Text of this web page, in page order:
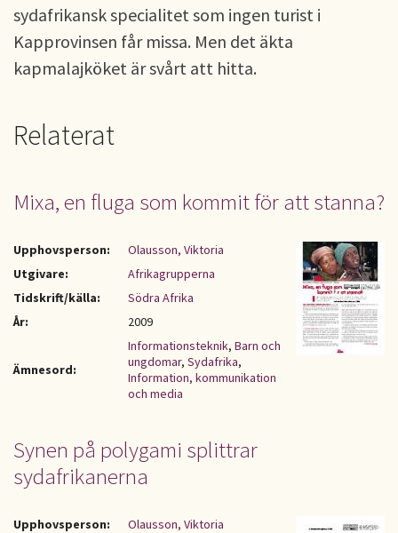
sydafrikansk specialitet som ingen turist i
Kapprovinsen får missa. Men det äkta
kapmalajköket är svårt att hitta.
Relaterat
Mixa, en fluga som kommit för att stanna?
Upphovsperson:
Olausson, Viktoria
Utgivare:
Afrikagrupperna
Tidskrift/källa:
Södra Afrika
År:
2009
Ämnesord:
Informationsteknik, Barn och
ungdomar, Sydafrika,
Information, kommunikation
och media
Synen på polygami splittrar
sydafrikanerna
Upphovsperson:
Olausson, Viktoria